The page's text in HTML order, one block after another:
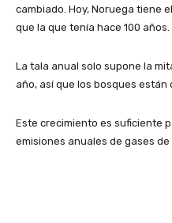
cambiado. Hoy, Noruega tiene
que la que tenía hace 100 años.
La tala anual solo supone la
año, así que los bosques están
Este crecimiento es suficiente
emisiones anuales de gases